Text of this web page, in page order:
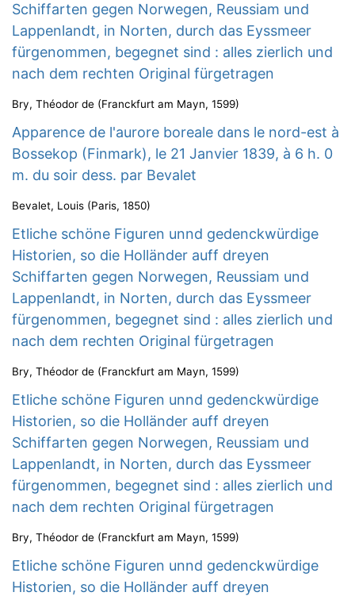
Schiffarten gegen Norwegen, Reussiam und
Lappenlandt, in Norten, durch das Eyssmeer
fürgenommen, begegnet sind : alles zierlich und
nach dem rechten Original fürgetragen
Bry, Théodor de (Franckfurt am Mayn, 1599)
Apparence de l'aurore boreale dans le nord-est à
Bossekop (Finmark), le 21 Janvier 1839, à 6 h. 0
m. du soir dess. par Bevalet
Bevalet, Louis (Paris, 1850)
Etliche schöne Figuren unnd gedenckwürdige
Historien, so die Holländer auff dreyen
Schiffarten gegen Norwegen, Reussiam und
Lappenlandt, in Norten, durch das Eyssmeer
fürgenommen, begegnet sind : alles zierlich und
nach dem rechten Original fürgetragen
Bry, Théodor de (Franckfurt am Mayn, 1599)
Etliche schöne Figuren unnd gedenckwürdige
Historien, so die Holländer auff dreyen
Schiffarten gegen Norwegen, Reussiam und
Lappenlandt, in Norten, durch das Eyssmeer
fürgenommen, begegnet sind : alles zierlich und
nach dem rechten Original fürgetragen
Bry, Théodor de (Franckfurt am Mayn, 1599)
Etliche schöne Figuren unnd gedenckwürdige
Historien, so die Holländer auff dreyen